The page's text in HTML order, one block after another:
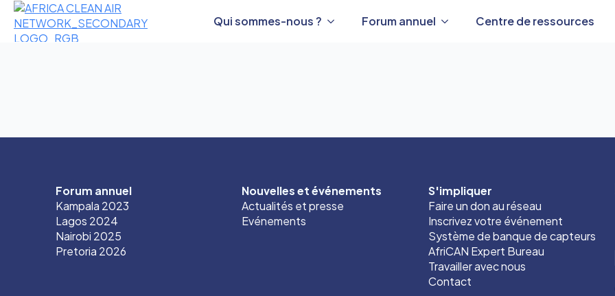
Qui sommes-nous ? Forum annuel Centre de ressources
Forum annuel
Kampala 2023
Lagos 2024
Nairobi 2025
Pretoria 2026
Nouvelles et événements
Actualités et presse
Evénements
S'impliquer
Faire un don au réseau
Inscrivez votre événement
Système de banque de capteurs
AfriCAN Expert Bureau
Travailler avec nous
Contact